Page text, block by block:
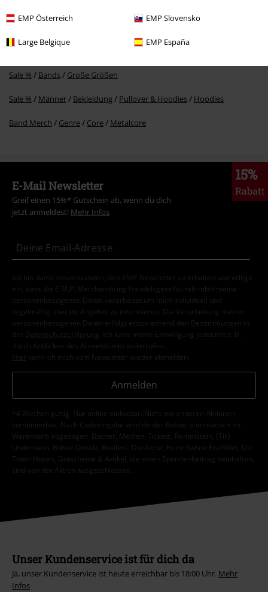
EMP Österreich EMP Slovensko
Large Belgique EMP España
Sale % Bands Große Größen
Sale % Männer Bekleidung Pullover & Hoodies Hoodies
Band Merch Genre Core Metalcore
15%
Rabatt
E-Mail Newsletter
Greif einen 15%* Gutschein ab, wenn du dich
jetzt anmeldest! Mehr Infos
Ich bin damit einverstanden, den EMP-Newsletter zu erhalten und willige
ein, dass die E.M.P. Merchandising Handelsgesellschaft mbH meine
personenbezogenen Daten verarbeitet um mich individuell und
regelmäßig über ihr Angebot zu informieren. Die Verarbeitung meiner
personenbezogenen Daten erfolgt entsprechend den Bestimmungen in
der
Datenschutzerklärung
. Ich kann meine Einwilligung jederzeit z. B.
durch Anklicken des Abmeldelinks widerrufen.
Hier kann ich mich vom Newsletter wieder abmelden.
Anmelden
*4 Wochen gültig. Nur online einlösbar. Nicht mit anderen Aktionen
kombinierbar. Nach Codeeingabe wird dir der Rabatt automatisch im
Warenkorb abgezogen. Bücher, Medien, Tickets, Rammstein, (Till)
Lindemann, Böhse Onkelz, Broilers, Die Ärzte, Feine Sahne Fischfilet, Die
Toten Hosen, Gutscheine & Artikel, die einen Spendenbeitrag beinhalten,
sind von der Aktion ausgeschlossen.
Unser Kundenservice ist für dich da
Ja, unser Kundenservice ist heute erreichbar bis 18:00 Uhr. Mehr
Infos